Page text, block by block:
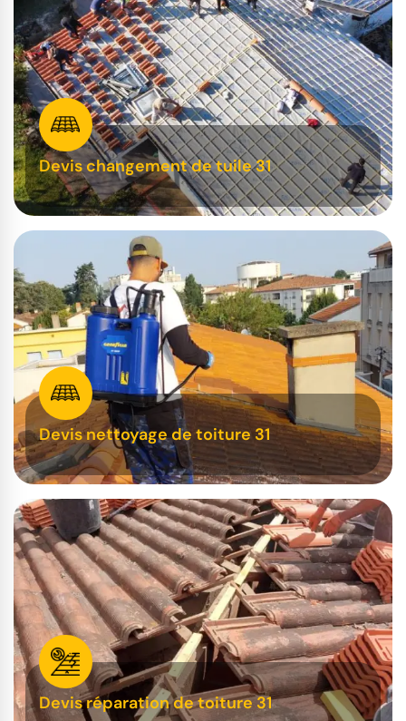
Devis changement de tuile 31
Devis nettoyage de toiture 31
Devis réparation de toiture 31